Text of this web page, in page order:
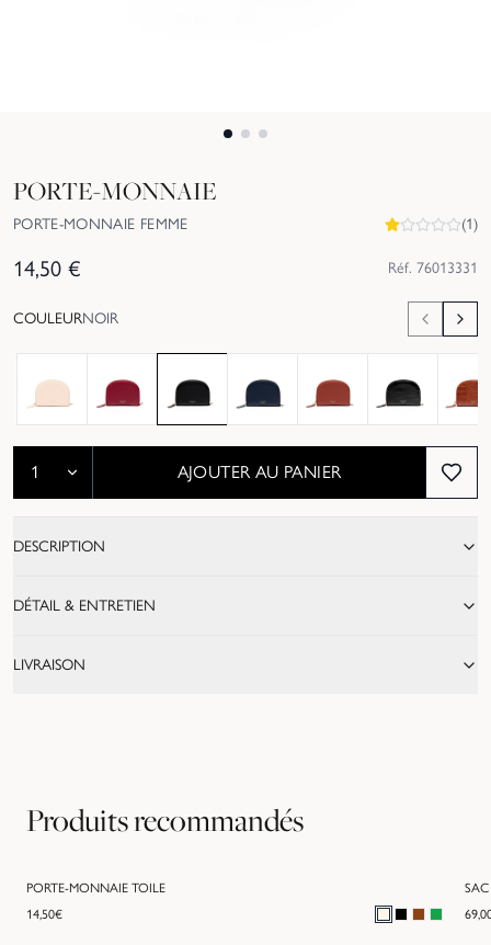
PORTE-MONNAIE
PORTE-MONNAIE FEMME (1)
14,50 € Réf. 76013331
COULEURNOIR
AJOUTER AU PANIER
DESCRIPTION
DÉTAIL & ENTRETIEN
LIVRAISON
Produits recommandés
PORTE-MONNAIE TOILE
14,50€